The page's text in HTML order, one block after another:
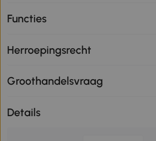
Functies
Herroepingsrecht
Groothandelsvraag
Details